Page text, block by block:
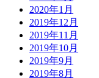
2020年1月
2019年12月
2019年11月
2019年10月
2019年9月
2019年8月